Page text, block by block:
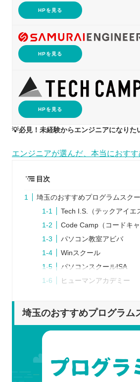
HPを見る
HPを見る
HPを見る
💡必見！未経験からエンジニアになりた
エンジニアが選んだ、本当におす
目次
埼玉のおすすめプログラムスク
Tech I.S.（テックアイエ
Code Camp（コードキャ
パソコン教室アビバ
Winスクール
パソコンスクールISA
ヒューマンアカデミー
CODEGYM（コードジム
自身の目的に合わせて
学びたい言語を習得でき
埼玉のおすすめプログラム